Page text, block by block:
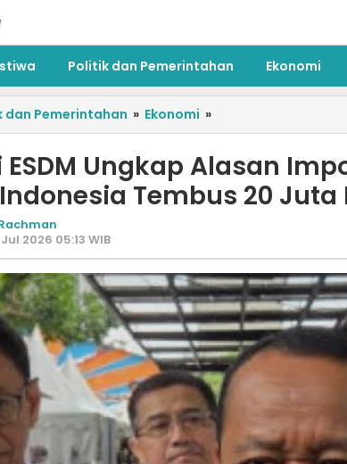
Politik dan Pemerintahan Ekonomi
dan Pemerintahan » Ekonomi »
ESDM Ungkap Alasan
Tembus 20
2026 05:13 WIB